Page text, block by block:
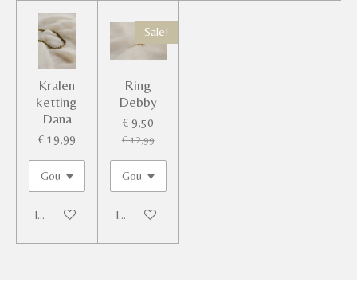
Kralen
ketting
Dana
€ 19,99
In winkelwagen
Sale!
Ring
Debby
€ 9,50
€ 12,99
In winkelwagen